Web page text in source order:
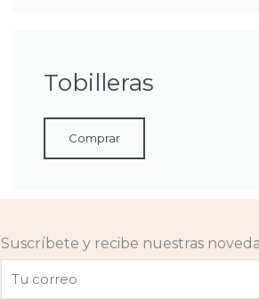
Tobilleras
Comprar
Suscríbete y recibe nuestras